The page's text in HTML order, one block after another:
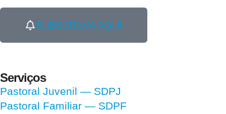
SUBSCREVA AQUI
Serviços
Pastoral Juvenil — SDPJ
Pastoral Familiar — SDPF